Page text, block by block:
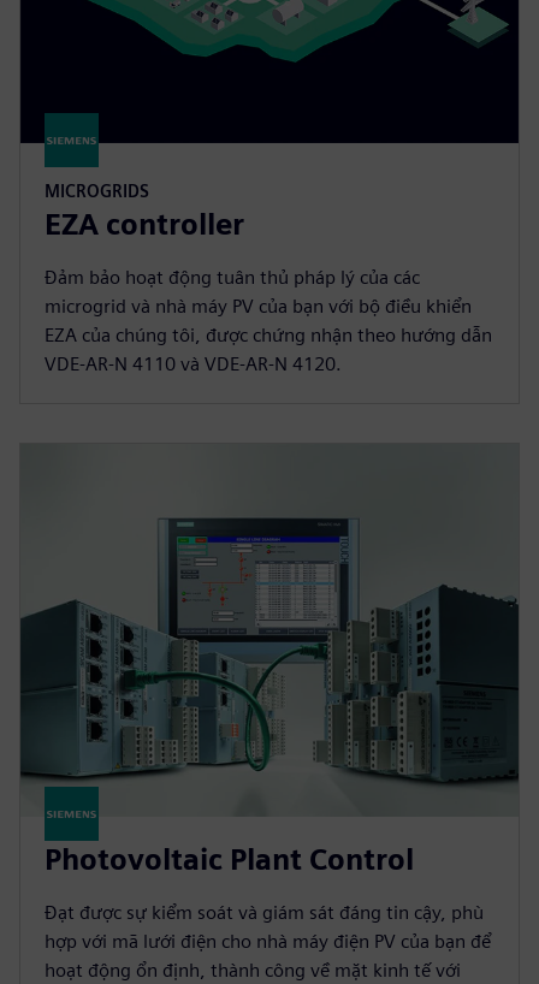
MICROGRIDS
EZA controller
Đảm bảo hoạt động tuân thủ pháp lý của các
microgrid và nhà máy PV của bạn với bộ điều khiển
EZA của chúng tôi, được chứng nhận theo hướng dẫn
VDE-AR-N 4110 và VDE-AR-N 4120.
Photovoltaic Plant Control
Đạt được sự kiểm soát và giám sát đáng tin cậy, phù
hợp với mã lưới điện cho nhà máy điện PV của bạn để
hoạt động ổn định, thành công về mặt kinh tế với